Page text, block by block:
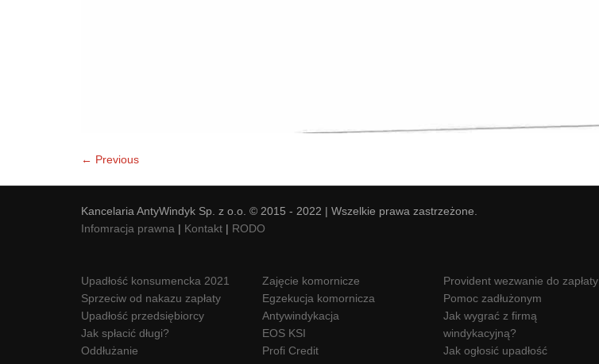
← Previous
Kancelaria AntyWindyk Sp. z o.o. © 2015 - 2022 | Wszelkie prawa zastrzeżone.
Infomracja prawna | Kontakt | RODO
Upadłość konsumencka 2021
Sprzeciw od nakazu zapłaty
Upadłość przedsiębiorcy
Jak spłacić długi?
Oddłużanie
Zajęcie komornicze
Egzekucja komornicza
Antywindykacja
EOS KSI
Profi Credit
Provident wezwanie do zapłaty
Pomoc zadłużonym
Jak wygrać z firmą
windykacyjną?
Jak ogłosić upadłość